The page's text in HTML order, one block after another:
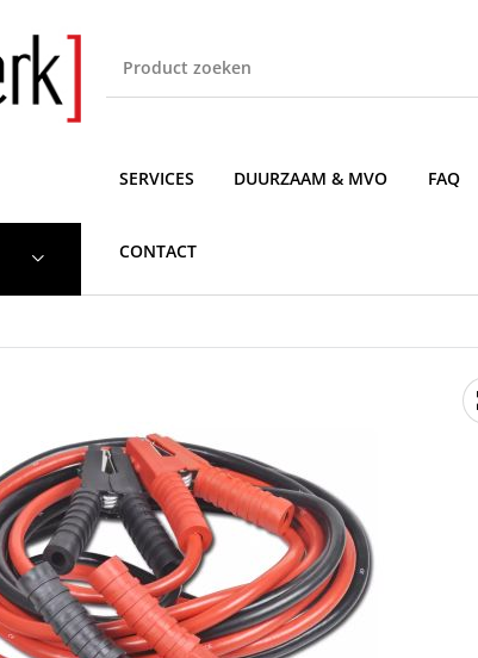
SERVICES DUURZAAM & MVO FAQ
CONTACT